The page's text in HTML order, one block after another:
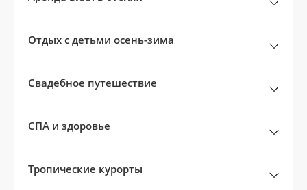
Отдых с детьми осень-зима
Свадебное путешествие
СПА и здоровье
Тропические курорты